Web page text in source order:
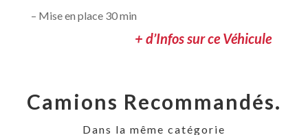
– Mise en place 30 min
+ d’Infos sur ce Véhicule
Camions Recommandés.
Dans la même catégorie